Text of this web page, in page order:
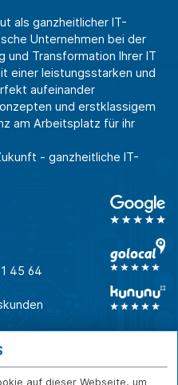
als ganzheitlicher IT-
Unternehmen bei der
und Transformation Ihrer IT
einer leistungsstarken und
aufeinander
und erstklassigem
am Arbeitsplatz für ihr
- ganzheitliche IT-
45 64
IT-Beratung und
Service
auf dieser Webseite, um